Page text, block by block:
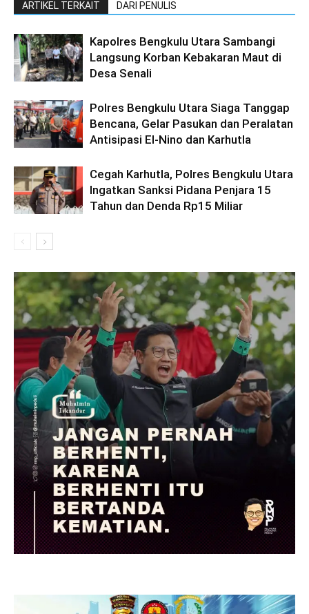
ARTIKEL TERKAIT DARI PENULIS
Kapolres Bengkulu Utara Sambangi
Langsung Korban Kebakaran Maut di
Desa Senali
Polres Bengkulu Utara Siaga Tanggap
Bencana, Gelar Pasukan dan Peralatan
Antisipasi El-Nino dan Karhutla
Cegah Karhutla, Polres Bengkulu Utara
Ingatkan Sanksi Pidana Penjara 15
Tahun dan Denda Rp15 Miliar